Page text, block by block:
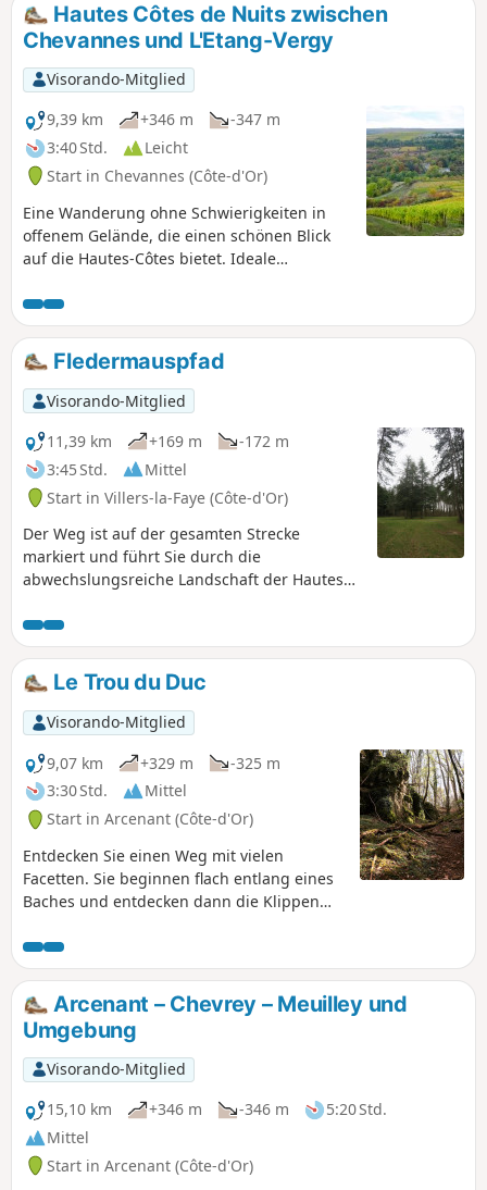
Fixey, Couchey und Marsannay, bevor Sie den letzten
großen Weinberg der Côte d'Or passieren und nach Genove
am Stadtrand von Dijon gelangen. Die Wanderung ist
hundefreundlich und nach einem Anstieg am Anfang
relativ leicht zu bewältigen. Die gelben und roten Linien
(YR), die den RDGC kennzeichnen, erleichtern die
Orientierung.
Hautes Côtes de Nuits zwischen
Chevannes und L'Etang-Vergy
Visorando-Mitglied
9,39 km
+346 m
-347 m
3:40 Std.
Leicht
Start in Chevannes (Côte-d'Or)
Eine Wanderung ohne Schwierigkeiten in
offenem Gelände, die einen schönen Blick
auf die Hautes-Côtes bietet. Ideale
(die Weinberge sind wunderschön) oder im
Winter (das Gelände ist sehr gut begehbar).
Fledermauspfad
Visorando-Mitglied
11,39 km
+169 m
-172 m
3:45 Std.
Mittel
Start in Villers-la-Faye (Côte-d'Or)
Der Weg ist auf der gesamten Strecke
markiert und führt Sie durch die
abwechslungsreiche Landschaft der Hautes
Faye. ⚠️ 19.05.2026: Der Fledermausweg wird
derzeit vom Verein „Naturellement Villers“
umgestaltet, neu angelegt und neu markiert.
Le Trou du Duc
Visorando-Mitglied
9,07 km
+329 m
-325 m
3:30 Std.
Mittel
Start in Arcenant (Côte-d'Or)
Entdecken Sie einen Weg mit vielen
Facetten. Sie beginnen flach entlang eines
Baches und entdecken dann die Klippen
Wald und entdecken Sie zwei historische
Orte: die gallo-römische Stätte und das
Monument des Maquis. Rückweg durch die
Weinberge.
Arcenant – Chevrey – Meuilley und
Umgebung
Visorando-Mitglied
15,10 km
+346 m -346 m
5:20 Std.
Mittel
Start in Arcenant (Côte-d'Or)